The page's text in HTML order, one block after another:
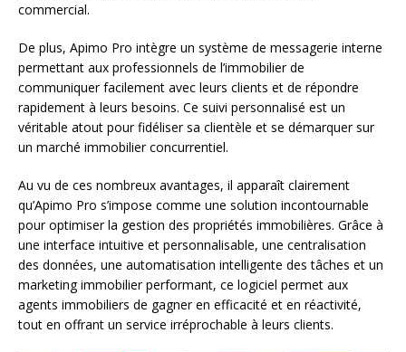
commercial.
De plus, Apimo Pro intègre un système de messagerie interne
permettant aux professionnels de l’immobilier de
communiquer facilement avec leurs clients et de répondre
rapidement à leurs besoins. Ce suivi personnalisé est un
véritable atout pour fidéliser sa clientèle et se démarquer sur
un marché immobilier concurrentiel.
Au vu de ces nombreux avantages, il apparaît clairement
qu’Apimo Pro s’impose comme une solution incontournable
pour optimiser la gestion des propriétés immobilières. Grâce à
une interface intuitive et personnalisable, une centralisation
des données, une automatisation intelligente des tâches et un
marketing immobilier performant, ce logiciel permet aux
agents immobiliers de gagner en efficacité et en réactivité,
tout en offrant un service irréprochable à leurs clients.